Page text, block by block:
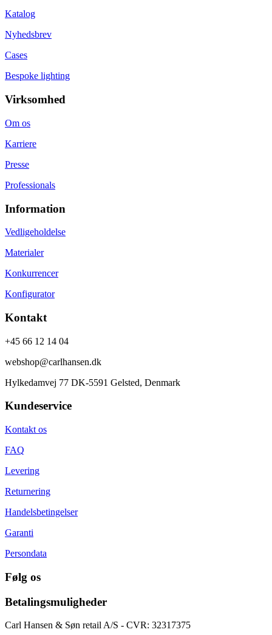
Katalog
Nyhedsbrev
Cases
Bespoke lighting
Virksomhed
Om os
Karriere
Presse
Professionals
Information
Vedligeholdelse
Materialer
Konkurrencer
Konfigurator
Kontakt
+45 66 12 14 04
webshop@carlhansen.dk
Hylkedamvej 77 DK-5591 Gelsted, Denmark
Kundeservice
Kontakt os
FAQ
Levering
Returnering
Handelsbetingelser
Garanti
Persondata
Følg os
Betalingsmuligheder
Carl Hansen & Søn retail A/S - CVR: 32317375